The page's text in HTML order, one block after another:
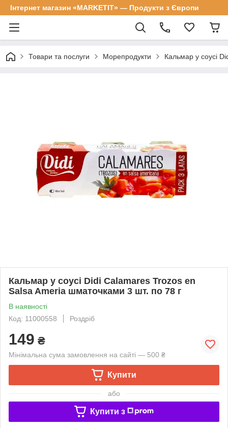
Інтернет магазин «MARKETIT» — Продукти з Європи
Товари та послуги Морепродукти Кальмар у соусі
Кальмар у соусі Didi Calamares Trozos en
Salsa Ameria шматочками 3 шт. по 78 г
В наявності
Код: 11000558
Роздріб
149 ₴
Мінімальна сума замовлення на сайті — 500 ₴
Купити
або
Купити з